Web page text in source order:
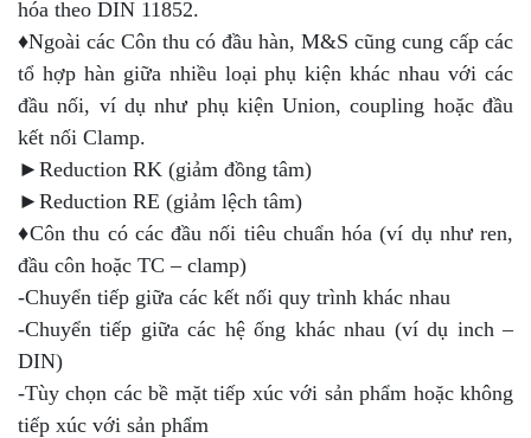
hóa theo DIN 11852.
♦Ngoài các Côn thu có đầu hàn, M&S cũng cung cấp các
tổ hợp hàn giữa nhiều loại phụ kiện khác nhau với các
đầu nối, ví dụ như phụ kiện Union, coupling hoặc đầu
kết nối Clamp.
►Reduction RK (giảm đồng tâm)
►Reduction RE (giảm lệch tâm)
♦Côn thu có các đầu nối tiêu chuẩn hóa (ví dụ như ren,
đầu côn hoặc TC – clamp)
-Chuyển tiếp giữa các kết nối quy trình khác nhau
-Chuyển tiếp giữa các hệ ống khác nhau (ví dụ inch –
DIN)
-Tùy chọn các bề mặt tiếp xúc với sản phẩm hoặc không
tiếp xúc với sản phẩm